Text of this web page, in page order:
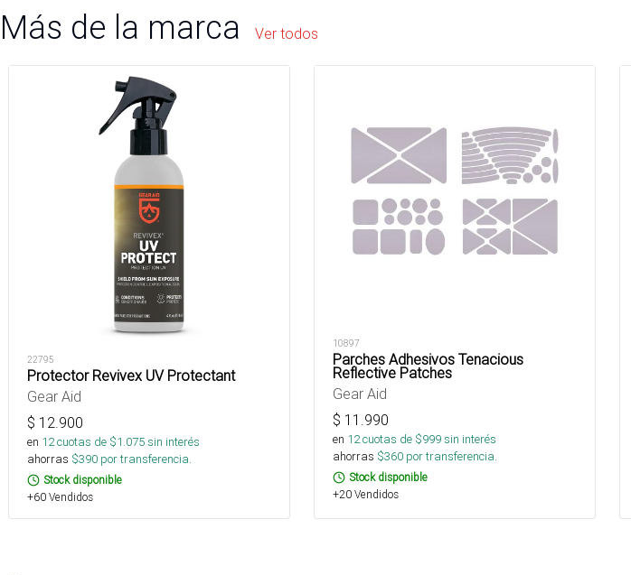
Más de la marca Ver todos
22795
Protector Revivex UV Protectant
Gear Aid
$ 12.900
en 12cuotas de $1.075sin interés
ahorras $390 por transferencia.
Stock disponible
+60 Vendidos
10897
Parches Adhesivos Tenacious
Reflective Patches
Gear Aid
$ 11.990
en 12cuotas de $999sin interés
ahorras $360 por transferencia.
Stock disponible
+20 Vendidos